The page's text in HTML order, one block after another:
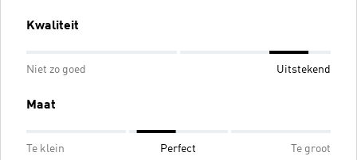
Kwaliteit
Niet zo goed Uitstekend
Maat
Te klein Perfect Te groot